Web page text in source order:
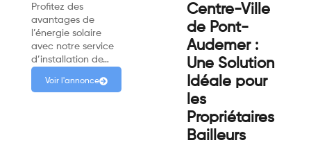
Profitez des
avantages de
l’énergie solaire
avec notre service
d’installation de…
Voir l'annonce
Centre-Ville
de Pont-
Audemer :
Une Solution
Idéale pour
les
Propriétaires
Bailleurs